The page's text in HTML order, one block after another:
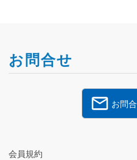
お問合せ
お問
会員規約